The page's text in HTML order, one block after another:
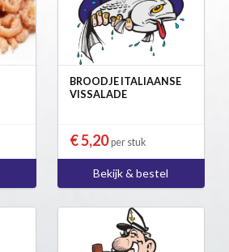
BROODJE ITALIAANSE
VISSALADE
€ 5,20per stuk
Bekijk & bestel